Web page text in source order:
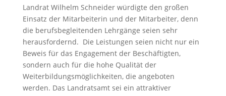
Landrat Wilhelm Schneider würdigte den großen
Einsatz der Mitarbeiterin und der Mitarbeiter, denn
die berufsbegleitenden Lehrgänge seien sehr
herausfordernd. Die Leistungen seien nicht nur ein
Beweis für das Engagement der Beschäftigten,
sondern auch für die hohe Qualität der
Weiterbildungsmöglichkeiten, die angeboten
werden. Das Landratsamt sei ein attraktiver